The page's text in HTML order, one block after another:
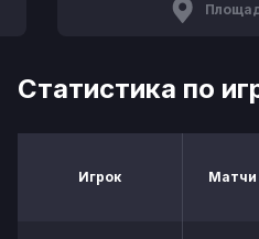
Статистика по
Игрок Матчи